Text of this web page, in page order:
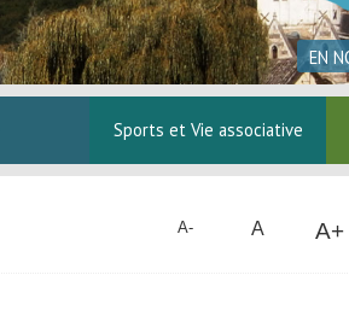
EN
Sports et Vie associative
A+
A
A-